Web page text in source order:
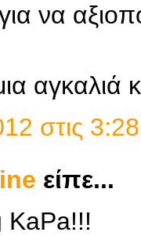
να
αγκαλιά
στις
είπε...
KaPa!!!